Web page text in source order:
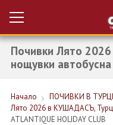
Вход за агенти
НОВА ГОДИНА ТУРЦИЯ
Почивки Лято
нощувки
Начало ПОЧИВКИ В
Лято 2026 в КУШАДАСЪ,
ATLANTIQUE HOLIDAY CLUB